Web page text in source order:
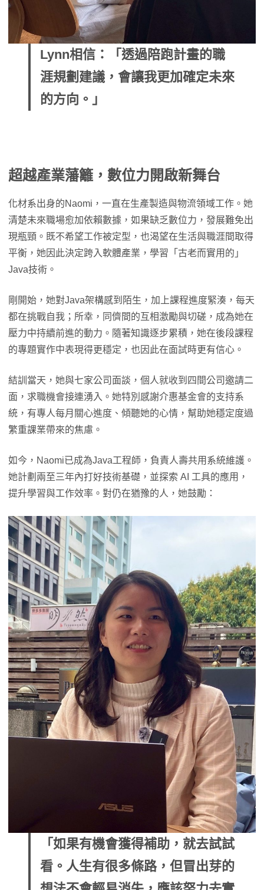
Lynn相信：「透過陪跑計畫的職
涯規劃建議，會讓我更加確定未來
的方向。」
超越產業藩籬，數位力開啟新舞台
化材系出身的Naomi，一直在生產製造與物流領域工作。她
清楚未來職場愈加依賴數據，如果缺乏數位力，發展難免出
現瓶頸。既不希望工作被定型，也渴望在生活與職涯間取得
平衡，她因此決定跨入軟體產業，學習「古老而實用的」
Java技術。
剛開始，她對Java架構感到陌生，加上課程進度緊湊，每天
都在挑戰自我；所幸，同儕間的互相激勵與切磋，成為她在
壓力中持續前進的動力。隨著知識逐步累積，她在後段課程
的專題實作中表現得更穩定，也因此在面試時更有信心。
結訓當天，她與七家公司面談，個人就收到四間公司邀請二
面，求職機會接連湧入。她特別感謝介惠基金會的支持系
統，有專人每月關心進度、傾聽她的心情，幫助她穩定度過
繁重課業帶來的焦慮。
如今，Naomi已成為Java工程師，負責人壽共用系統維護。
她計劃兩至三年內打好技術基礎，並探索 AI 工具的應用，
提升學習與工作效率。對仍在猶豫的人，她鼓勵：
「如果有機會獲得補助，就去試試
看。人生有很多條路，但冒出芽的